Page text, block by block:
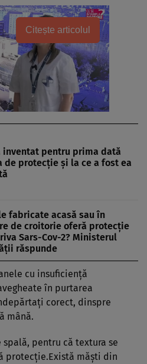
Citește articolul
inventat pentru prima dată
de protecţie şi la ce a fost ea
fabricate acasă sau în
de croitorie oferă protecţie
Sars-Cov-2? Ministerul
răspunde
cu insuficienţă
în purtarea
corect, dinspre
mână.
pentru că textura se
protecţie.Există măşti din